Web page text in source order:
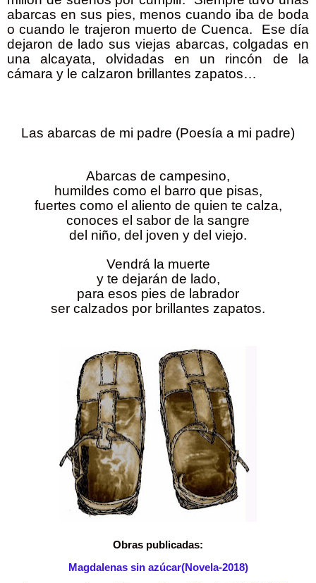
abarcas en sus pies, menos cuando iba de boda
o cuando le trajeron muerto de Cuenca.
Ese día
dejaron de lado sus viejas abarcas, colgadas en
una alcayata, olvidadas en un rincón de la
cámara y le calzaron brillantes zapatos…
Las abarcas de mi padre (Poesía a mi padre)
Abarcas de campesino,
humildes como el barro que pisas,
fuertes como el aliento de quien te calza,
conoces el sabor de la sangre
del niño, del joven y del viejo.
Vendrá la muerte
y te dejarán de lado,
para esos pies de labrador
ser calzados por brillantes zapatos.
Obras publicadas:
Magdalenas sin azúcar(Novela-2018)